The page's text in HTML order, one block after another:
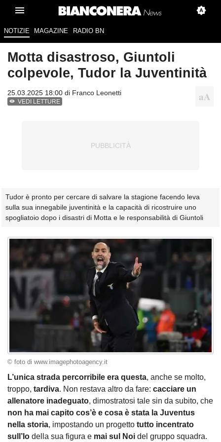
NOTIZIE MAGAZINE RADIO BN
Motta disastroso, Giuntoli
colpevole, Tudor la Juventinità
25.03.2025 18:00 di Franco Leonetti
VEDI LETTURE
Tudor è pronto per cercare di salvare la stagione facendo leva
sulla sua innegabile juventinità e la capacità di ricostruire uno
spogliatoio dopo i disastri di Motta e le responsabilità di Giuntoli
© foto di www.imagephotoagency.it
L’unica strada percorribile era questa, anche se molto,
troppo, tardiva. Non restava altro da fare: cacciare un
allenatore inadeguato, dimostratosi tale sin da subito, che
non ha mai capito cos’è e cosa è stata la Juventus
nella storia, impostando un progetto tutto incentrato
sull’Io della sua figura e mai sul Noi del gruppo squadra.